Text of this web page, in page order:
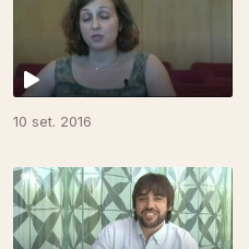
10 set. 2016